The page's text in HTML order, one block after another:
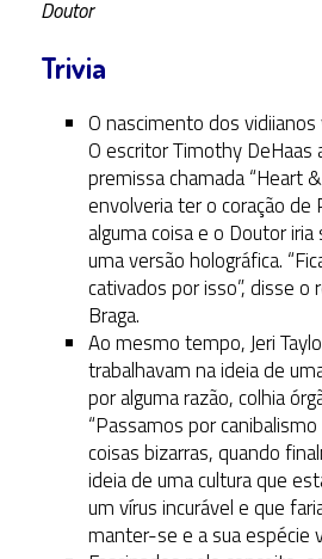
Doutor
Trivia
O nascimento dos
O escritor Timothy DeHaas
premissa chamada “Heart &
envolveria ter o coração de
alguma coisa e o Doutor
uma versão holográfica.
cativados por isso”, disse
Braga.
Ao mesmo tempo, Jeri
trabalhavam na ideia de
por alguma razão, colhia
“Passamos por
coisas bizarras, quando
ideia de uma cultura que
um vírus incurável e que
manter-se e a sua espécie